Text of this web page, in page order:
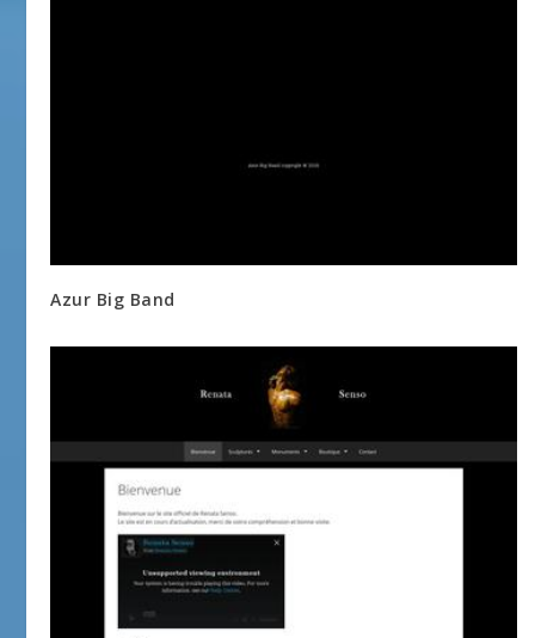
Azur Big Band